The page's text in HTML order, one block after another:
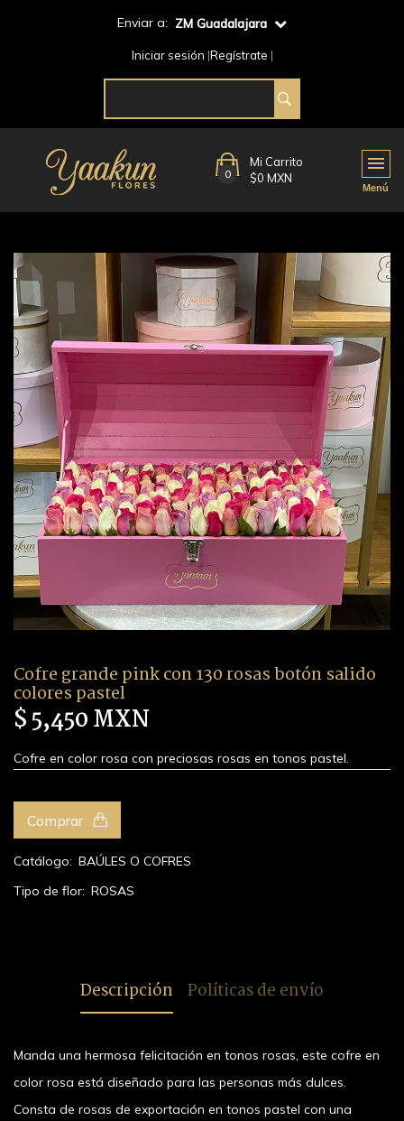
Enviar a: ZM Guadalajara
Iniciar sesión Regístrate
0
Mi Carrito
$0 MXN
Cofre grande pink con 130 rosas botón salido
colores pastel
$ 5,450 MXN
Cofre en color rosa con preciosas rosas en tonos pastel.
Comprar
Catálogo: BAÚLES O COFRES
Tipo de flor: ROSAS
Descripción Políticas de envío
Manda una hermosa felicitación en tonos rosas, este cofre en
color rosa está diseñado para las personas más dulces.
Consta de rosas de exportación en tonos pastel con una